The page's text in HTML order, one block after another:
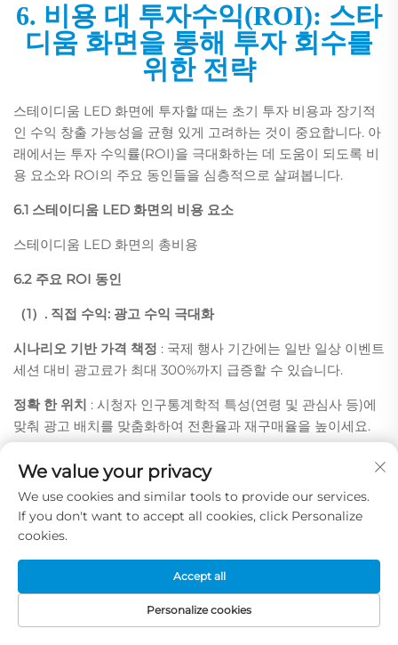
6. 비용 대 투자수익(ROI): 스타
디움 화면을 통해 투자 회수를
위한 전략
스테이디움 LED 화면에 투자할 때는 초기 투자 비용과 장기적
인 수익 창출 가능성을 균형 있게 고려하는 것이 중요합니다. 아
래에서는 투자 수익률(ROI)을 극대화하는 데 도움이 되도록 비
용 요소와 ROI의 주요 동인들을 심층적으로 살펴봅니다.
6.1 스테이디움 LED 화면의 비용 요소
스테이디움 LED 화면의 총비용
6.2 주요 ROI 동인
（1）. 직접 수익: 광고 수익 극대화
시나리오 기반 가격 책정 : 국제 행사 기간에는 일반 일상 이벤트
세션 대비 광고료가 최대 300%까지 급증할 수 있습니다.
정확 한 위치 : 시청자 인구통계학적 특성(연령 및 관심사 등)에
맞춰 광고 배치를 맞춤화하여 전환율과 재구매율을 높이세요.
동적 콘텐츠
: 실시간 점수, 스폰서 로고 등을 광고에 통합하여
각 이벤트에 더욱 관련성 있게 만드세요.
지역별 스테이디움 LED 가격 책정: 스타디움 LED 화면의 가격
은 지역에 따라 다르며, 위치, 스타디움 화면의 특정 유형 및 관
중 참여 수준과 같은 요인에 따라 달라집니다.
(2). 간접 수익: 티켓 판매, 임대 및 제휴
이벤트 임대: 콘서트, e스포츠 대회, 기업 행사 및 스포츠 이벤트
We value your privacy
We use cookies and similar tools to provide our services.
If you don't want to accept all cookies, click Personalize
cookies.
Personalize cookies
Accept all